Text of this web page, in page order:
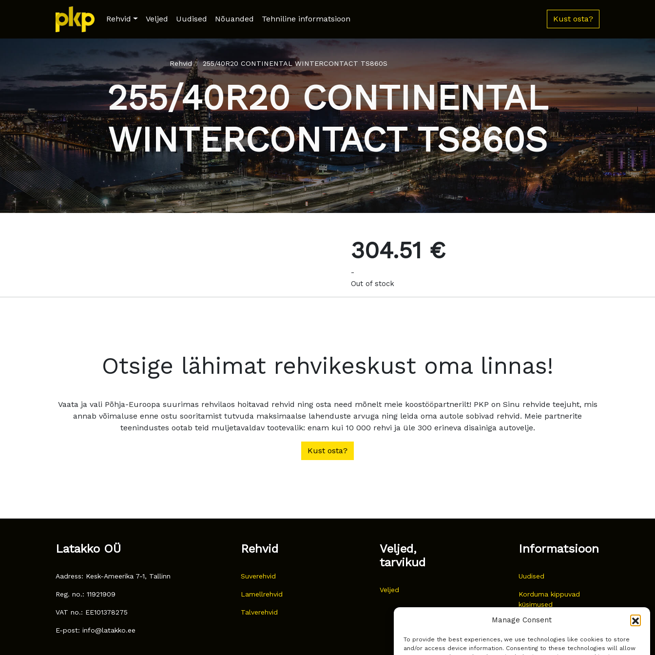
Manage Consent
To provide the best experiences, we use technologies like cookies to store
and/or access device information. Consenting to these technologies will allow
Rehvid Veljed Uudised Nõuanded Tehniline informatsioon Kust osta?
Rehvid 255/40R20 CONTINENTAL WINTERCONTACT TS860S
255/40R20 CONTINENTAL
WINTERCONTACT TS860S
304.51 €
-
Out of stock
Otsige lähimat rehvikeskust oma linnas!
Vaata ja vali Põhja-Euroopa suurimas rehvilaos hoitavad rehvid ning osta need mõnelt meie koostööpartnerilt! PKP on Sinu rehvide teejuht, mis
annab võimaluse enne ostu sooritamist tutvuda maksimaalse lahenduste arvuga ning leida oma autole sobivad rehvid. Meie partnerite
teenindustes ootab teid muljetavaldav tootevalik: enam kui 10 000 rehvi ja üle 300 erineva disainiga autovelje.
Kust osta?
Latakko OÜ
Aadress: Kesk-Ameerika 7-1, Tallinn
Reg. no.: 11921909
VAT no.: EE101378275
E-post: info@latakko.ee
Rehvid
Suverehvid
Lamellrehvid
Talverehvid
Veljed,
tarvikud
Veljed
Informatsioon
Uudised
Korduma kippuvad
küsimused
Kust osta?
Küpsiste poliitika